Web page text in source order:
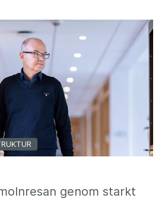
genom starkt